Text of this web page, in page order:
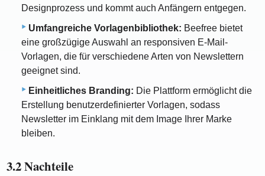
Designprozess und kommt auch Anfängern entgegen.
Umfangreiche Vorlagenbibliothek: Beefree bietet
eine großzügige Auswahl an responsiven E-Mail-
Vorlagen, die für verschiedene Arten von Newslettern
geeignet sind.
Einheitliches Branding: Die Plattform ermöglicht die
Erstellung benutzerdefinierter Vorlagen, sodass
Newsletter im Einklang mit dem Image Ihrer Marke
bleiben.
3.2 Nachteile